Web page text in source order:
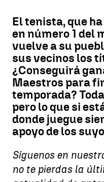
El tenista, que
en número 1 del
vuelve a su
sus vecinos los
¿Conseguirá
Maestros para
temporada?
pero lo que si
donde juegue
apoyo de los
Síguenos en
no te pierdas la